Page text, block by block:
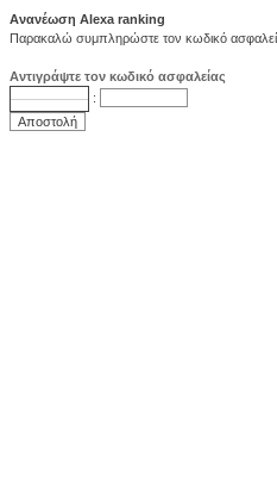
Ανανέωση Alexa ranking
Παρακαλώ συμπληρώστε τον κωδικό
Αντιγράψτε τον κωδικό ασφαλείας
: